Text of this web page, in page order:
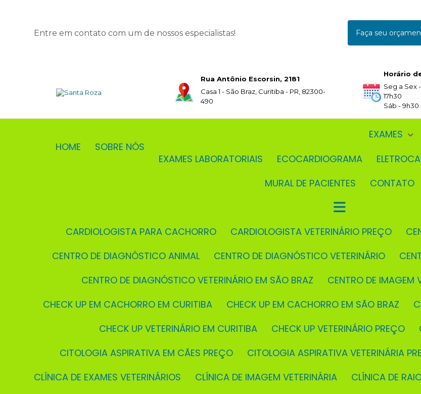
Entre em contato com um de nossos especialistas! Faça seu
Rua Antônio Escorsin, 2181
Casa 1 - São Braz, Curitiba - PR, 82300-
490
Horário
Seg a Sex -
17h30
Sáb - 9h30
HOME SOBRE NÓS
EXAMES
EXAMES LABORATORIAIS
ECOCARDIOGRAMA
MURAL DE PACIENTES
CONTATO
CARDIOLOGISTA PARA CACHORRO CARDIOLOGISTA VETERINÁRIO PREÇO
CENTRO DE DIAGNÓSTICO ANIMAL
CENTRO DE DIAGNÓSTICO VETERINÁRIO
CENTRO DE DIAGNÓSTICO VETERINÁRIO EM SÃO BRAZ
CENTRO DE IMAGEM
CHECK UP EM CACHORRO EM CURITIBA
CHECK UP EM CACHORRO EM SÃO BRAZ
CHECK UP VETERINÁRIO EM CURITIBA
CHECK UP VETERINÁRIO PREÇO
CITOLOGIA ASPIRATIVA EM CÃES PREÇO
CITOLOGIA ASPIRATIVA VETERINÁRIA
CLÍNICA DE EXAMES VETERINÁRIOS
CLÍNICA DE IMAGEM VETERINÁRIA CLÍNICA DE